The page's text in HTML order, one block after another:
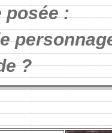
posée :
?